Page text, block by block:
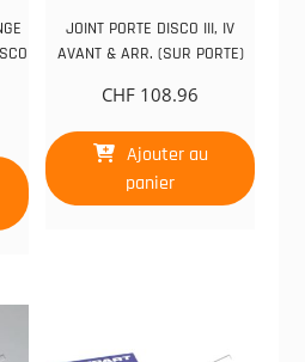
JOINT PORTE DISCO III, IV
AVANT & ARR. (SUR PORTE)
CHF 108.96
Ajouter au
panier